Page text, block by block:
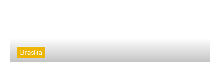
Brasília